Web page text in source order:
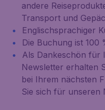
andere
Transport und
Englischsprachiger
Die Buchung ist 100
Als Dankeschön für
Newsletter erhalten
bei Ihrem nächsten
Sie sich für unseren